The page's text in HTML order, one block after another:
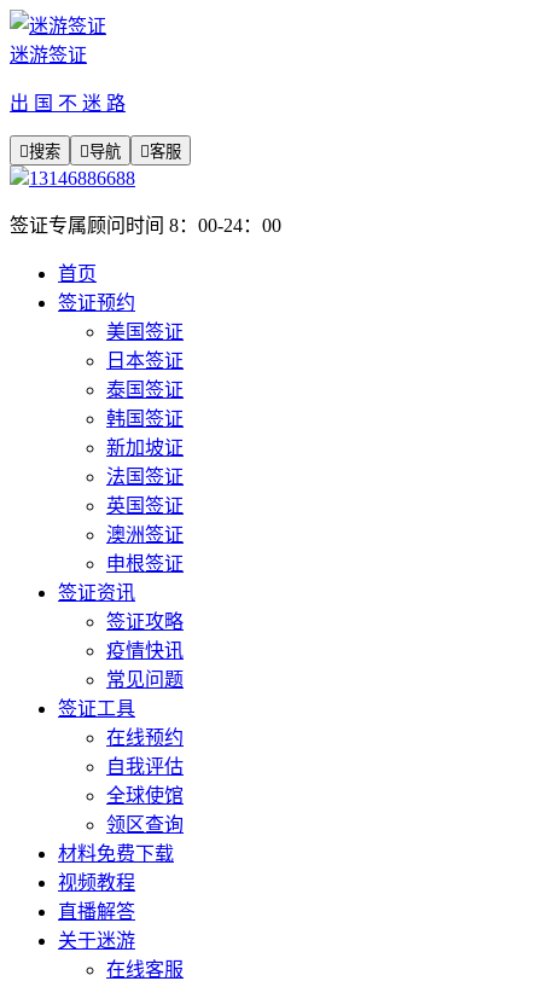
迷游签证
出 国 不 迷 路
搜索 导航 客服
13146886688
签证专属顾问时间 8：00-24：00
首页
签证预约
美国签证
日本签证
泰国签证
韩国签证
新加坡证
法国签证
英国签证
澳洲签证
申根签证
签证资讯
签证攻略
疫情快讯
常见问题
签证工具
在线预约
自我评估
全球使馆
领区查询
材料免费下载
视频教程
直播解答
关于迷游
在线客服